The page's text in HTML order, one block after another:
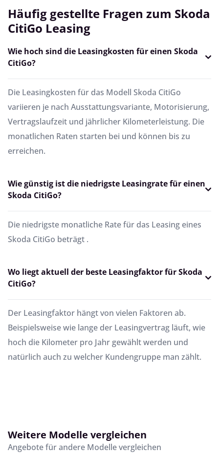
Häufig gestellte Fragen zum Skoda
CitiGo Leasing
Wie hoch sind die Leasingkosten für einen Skoda
CitiGo?
Die Leasingkosten für das Modell Skoda CitiGo
variieren je nach Ausstattungsvariante, Motorisierung,
Vertragslaufzeit und jährlicher Kilometerleistung. Die
monatlichen Raten starten bei und können bis zu
erreichen.
Wie günstig ist die niedrigste Leasingrate für einen
Skoda CitiGo?
Die niedrigste monatliche Rate für das Leasing eines
Skoda CitiGo beträgt .
Wo liegt aktuell der beste Leasingfaktor für Skoda
CitiGo?
Der Leasingfaktor hängt von vielen Faktoren ab.
Beispielsweise wie lange der Leasingvertrag läuft, wie
hoch die Kilometer pro Jahr gewählt werden und
natürlich auch zu welcher Kundengruppe man zählt.
Weitere Modelle vergleichen
Angebote für andere Modelle vergleichen